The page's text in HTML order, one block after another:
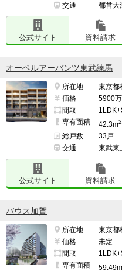
交通
都営大
公式サイト 資料請求
オーベルアーバンツ東武練馬
所在地
東京都
価格
5900
間取
専有面積
42.3m2
総戸数
33戸
交通
東武東
公式サイト 資料請求
バウス加賀
所在地
東京都
価格
未定
間取
専有面積
59.49m